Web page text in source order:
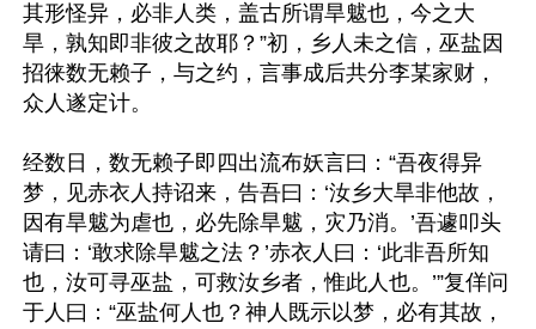
其形怪异，必非人类，盖古所谓旱魃也，今之大
旱，孰知即非彼之故耶？”初，乡人未之信，巫盐因
招徕数无赖子，与之约，言事成后共分李某家财，
众人遂定计。
经数日，数无赖子即四出流布妖言曰：“吾夜得异
梦，见赤衣人持诏来，告吾曰：‘汝乡大旱非他故，
因有旱魃为虐也，必先除旱魃，灾乃消。’吾遽叩头
请曰：‘敢求除旱魃之法？’赤衣人曰：‘此非吾所知
也，汝可寻巫盐，可救汝乡者，惟此人也。’”复佯问
于人曰：“巫盐何人也？神人既示以梦，必有其故，